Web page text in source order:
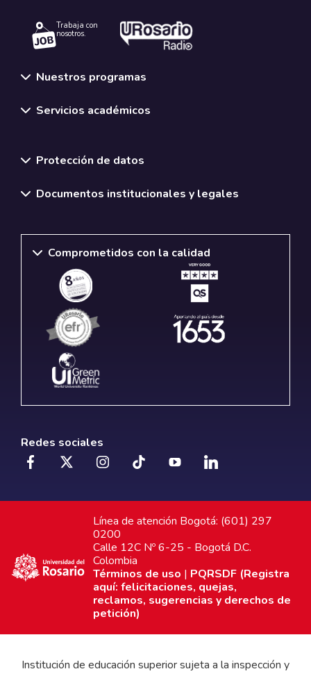
Trabaja con
nosotros.
Nuestros programas
Servicios académicos
Protección de datos
Documentos institucionales y legales
Comprometidos con la calidad
Redes sociales
Línea de atención Bogotá: (601) 297
0200
Calle 12C Nº 6-25 - Bogotá D.C.
Colombia
Términos de uso | PQRSDF (Registra
aquí: felicitaciones, quejas,
reclamos, sugerencias y derechos de
petición)
Institución de educación superior sujeta a la inspección y